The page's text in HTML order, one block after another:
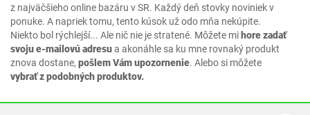
z najväčšieho online bazáru v SR. Každý deň stovky noviniek v
ponuke. A napriek tomu, tento kúsok už odo mňa nekúpite.
Niekto bol rýchlejší... Ale nič nie je stratené. Môžete mihore zadať
svoju e-mailovú adresua akonáhle sa ku mne rovnaký produkt
znova dostane, pošlem Vám upozornenie. Alebo si môžete
vybrať z podobných produktov.